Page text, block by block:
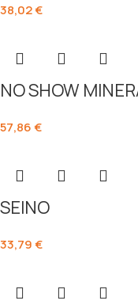
38,02€
NO SHOW
57,86€
SEINO
33,79€